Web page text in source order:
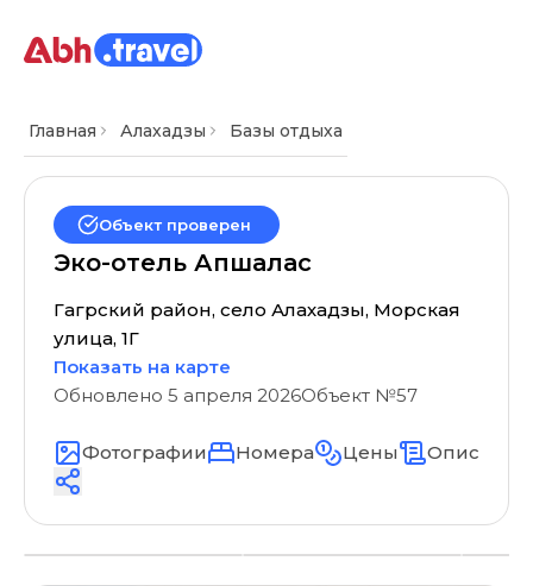
Главная Алахадзы Базы отдыха
Эко-отель Апшалас
Объект проверен
Гагрский район, село Алахадзы, Морская
улица, 1Г
Показать на карте
Обновлено 5 апреля 2026Объект №57
Фотографии Номера Цены Описание